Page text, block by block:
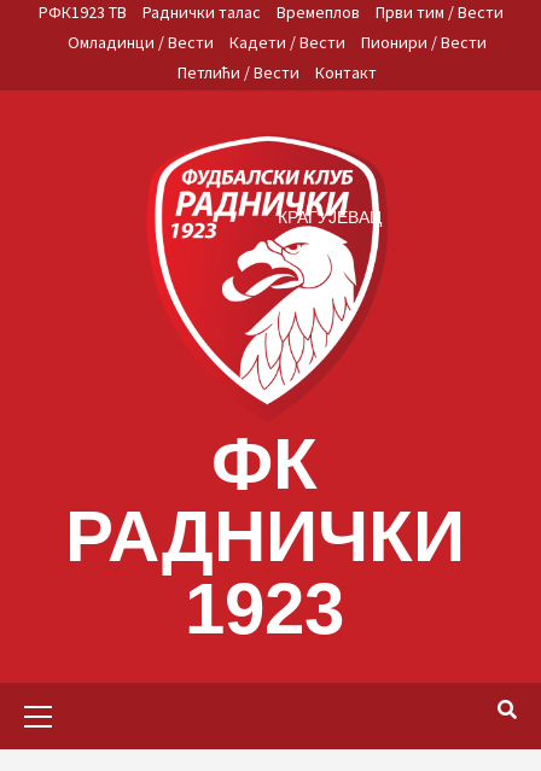
РФК1923 ТВ Раднички талас Времеплов
Први тим / Вести
Омладинци / Вести
Кадети / Вести
Пионири / Вести
Петлићи / Вести
Контакт
ФК
РАДНИЧКИ
1923
КРАГУЈЕВАЦ